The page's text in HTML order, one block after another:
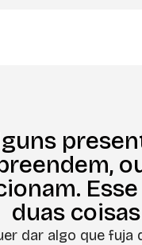
duas coisas
dar algo que fuja